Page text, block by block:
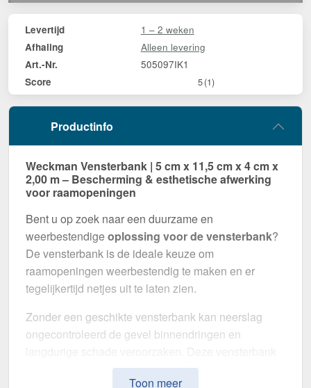
Levertijd 1 – 2 weken
Afhaling Alleen levering
Art.-Nr. 505097IK1
Score 5(1)
Productinfo
Weckman Vensterbank | 5 cm x 11,5 cm x 4 cm x
2,00 m – Bescherming & esthetische afwerking
voor raamopeningen
Bent u op zoek naar een duurzame en
weerbestendigeoplossing voor de vensterbank?
De vensterbank is de ideale keuze om
raamopeningen weerbestendig te maken en er
tegelijkertijd netjes uit te laten zien.
Zonder een geschikte vensterbank kan neerslag
ongecontroleerd de gevel binnendringen en
is speciaal ontwikkeld omneerslag weg te leiden
Toon meer